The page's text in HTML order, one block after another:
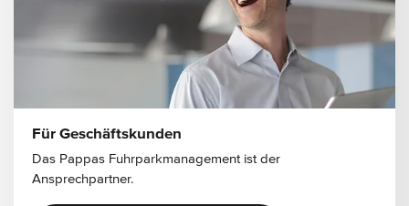
Für Geschäftskunden
Das Pappas Fuhrparkmanagement ist der
Ansprechpartner.